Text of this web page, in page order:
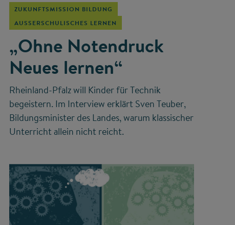
ZUKUNFTSMISSION BILDUNG
AUSSERSCHULISCHES LERNEN
„Ohne Notendruck
Neues lernen“
Rheinland-Pfalz will Kinder für Technik
begeistern. Im Interview erklärt Sven Teuber,
Bildungsminister des Landes, warum klassischer
Unterricht allein nicht reicht.